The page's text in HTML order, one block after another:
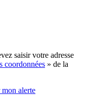
saisir votre adresse
coordonnées » de la
mon alerte